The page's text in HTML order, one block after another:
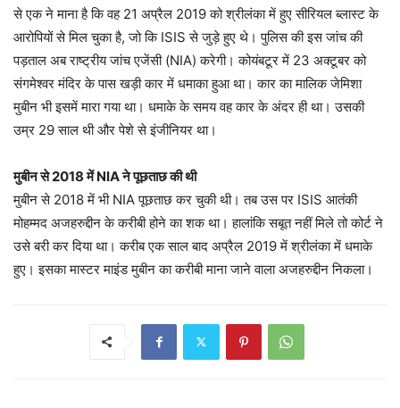
से एक ने माना है कि वह 21 अप्रैल 2019 को श्रीलंका में हुए सीरियल ब्लास्ट के
आरोपियों से मिल चुका है, जो कि ISIS से जुड़े हुए थे। पुलिस की इस जांच की
पड़ताल अब राष्ट्रीय जांच एजेंसी (NIA) करेगी। कोयंबटूर में 23 अक्टूबर को
संगमेश्वर मंदिर के पास खड़ी कार में धमाका हुआ था। कार का मालिक जेमिशा
मुबीन भी इसमें मारा गया था। धमाके के समय वह कार के अंदर ही था। उसकी
उम्र 29 साल थी और पेशे से इंजीनियर था।
मुबीन से 2018 में NIA ने पूछताछ की थी
मुबीन से 2018 में भी NIA पूछताछ कर चुकी थी। तब उस पर ISIS आतंकी
मोहम्मद अजहरुद्दीन के करीबी होने का शक था। हालांकि सबूत नहीं मिले तो कोर्ट ने
उसे बरी कर दिया था। करीब एक साल बाद अप्रैल 2019 में श्रीलंका में धमाके
हुए। इसका मास्टर माइंड मुबीन का करीबी माना जाने वाला अजहरुद्दीन निकला।